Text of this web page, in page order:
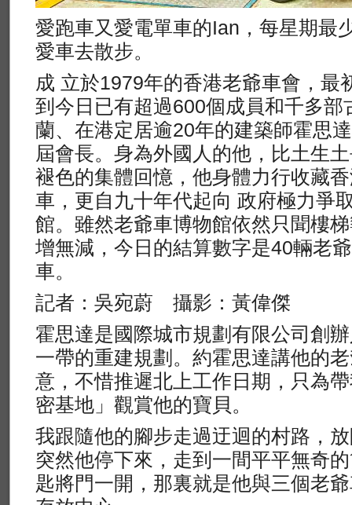
愛跑車又愛電單車的Ian，每星期最
愛車去散步。
成 立於1979年的香港老爺車會，最
到今日已有超過600個成員和千多部
蘭、在港定居逾20年的建築師霍思
屆會長。身為外國人的他，比土生
褪色的集體回憶，他身體力行收藏
車，更自九十年代起向 政府極力爭
館。雖然老爺車博物館依然只聞樓
增無減，今日的結算數字是40輛老
車。
記者：吳宛蔚 攝影：黃偉傑
霍思達是國際城市規劃有限公司創
一帶的重建規劃。約霍思達講他的
意，不惜推遲北上工作日期，只為
密基地」觀賞他的寶貝。
我跟隨他的腳步走過迂迴的村路，
突然他停下來，走到一間平平無奇
匙將門一開，那裏就是他與三個老